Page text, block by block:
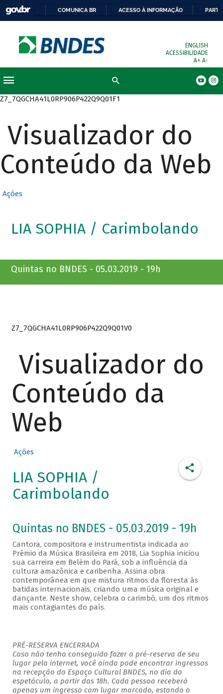
COMUNICA BR ACESSO À INFORMAÇÃO
ENGLISH
ACESSIBILIDADE
A+ A-
Z7_7QGCHA41L0RP906P422Q9Q01F1
Visualizador do
Conteúdo da Web
Ações
LIA SOPHIA / Carimbolando
Quintas no BNDES - 05.03.2019 - 19h
Z7_7QGCHA41L0RP906P422Q9Q01V0
Visualizador do
Conteúdo da
Web
Ações
LIA SOPHIA /
Carimbolando
Quintas no BNDES - 05.03.2019 - 19h
Cantora, compositora e instrumentista indicada ao
Prêmio da Música Brasileira em 2018, Lia Sophia iniciou
sua carreira em Belém do Pará, sob a influência da
cultura amazônica e caribenha. Assina obra
contemporânea em que mistura ritmos da floresta às
batidas internacionais, criando uma música original e
dançante. Neste show, celebra o carimbó, um dos ritmos
mais contagiantes do país.
PRÉ-RESERVA ENCERRADA
Caso não tenha conseguido fazer a pré-reserva de seu
lugar pela internet, você ainda pode encontrar ingressos
na recepção do Espaço Cultural BNDES, no dia do
espetáculo, a partir das 18h. Cada pessoa receberá
apenas um ingresso com lugar marcado, estando o